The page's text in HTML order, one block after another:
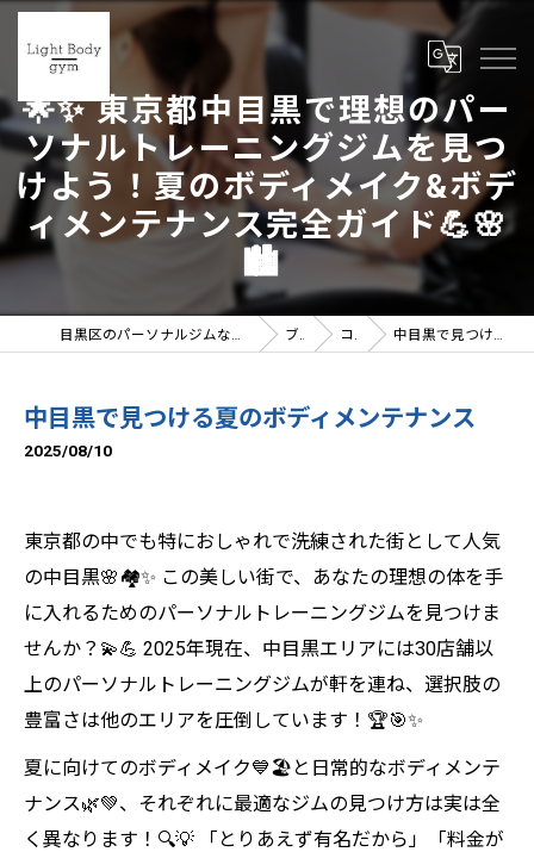
🌟✨ 東京都中目黒で理想のパー
ソナルトレーニングジムを見つ
けよう！夏のボディメイク&ボデ
ィメンテナンス完全ガイド💪🌸
🏙️
目黒区のパーソナルジムならLight Body gymへ | 女性トレーナー在籍 ブログ コラム 中目黒で見つける夏のボディメンテナンス
中目黒で見つける夏のボディメンテナンス
2025/08/10
東京都の中でも特におしゃれで洗練された街として人気
の中目黒🌸🏘️✨ この美しい街で、あなたの理想の体を手
に入れるためのパーソナルトレーニングジムを見つけま
せんか？💫💪 2025年現在、中目黒エリアには30店舗以
上のパーソナルトレーニングジムが軒を連ね、選択肢の
豊富さは他のエリアを圧倒しています！🏆🎯✨
夏に向けてのボディメイク💙🏖️と日常的なボディメンテ
ナンス🌿💚、それぞれに最適なジムの見つけ方は実は全
く異なります！🔍💡 「とりあえず有名だから」「料金が